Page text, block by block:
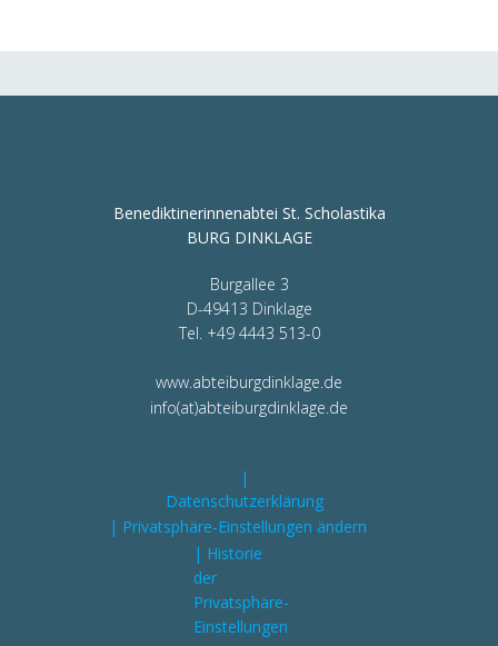
Benediktinerinnenabtei St. Scholastika
BURG DINKLAGE
Burgallee 3
D-49413 Dinklage
Tel. +49 4443 513-0
www.abteiburgdinklage.de
info(at)abteiburgdinklage.de
|
Datenschutzerklärung
| Privatsphäre-Einstellungen ändern
| Historie
der
Privatsphäre-
Einstellungen